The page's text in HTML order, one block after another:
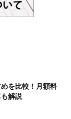
を比較！月額料
解説